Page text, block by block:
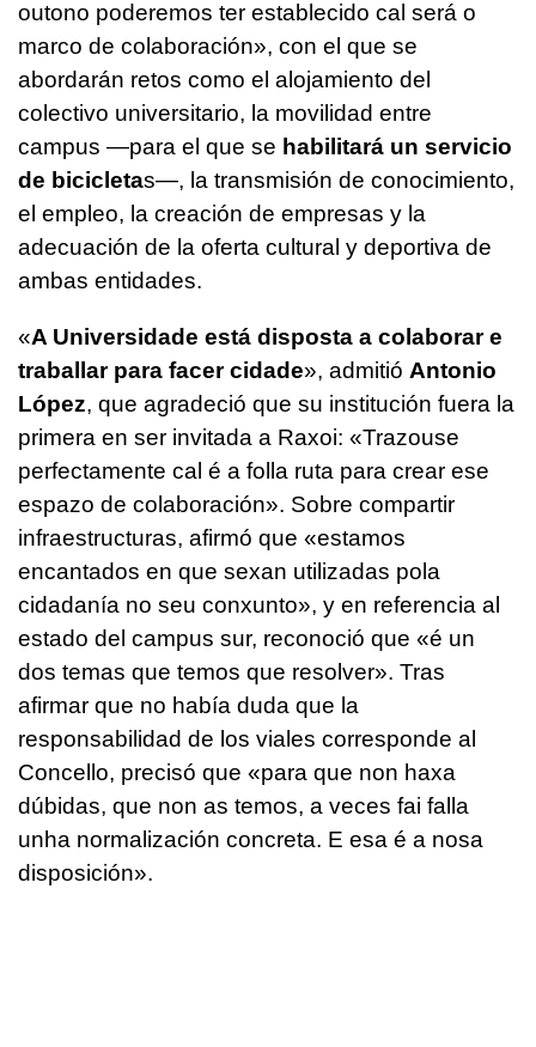
outono poderemos ter establecido cal será o
marco de colaboración», con el que se
abordarán retos como el alojamiento del
colectivo universitario, la movilidad entre
campus —para el que se habilitará un servicio
de bicicletas—, la transmisión de conocimiento,
el empleo, la creación de empresas y la
adecuación de la oferta cultural y deportiva de
ambas entidades.
«A Universidade está disposta a colaborar e
traballar para facer cidade», admitió Antonio
López, que agradeció que su institución fuera la
primera en ser invitada a Raxoi: «Trazouse
perfectamente cal é a folla ruta para crear ese
espazo de colaboración». Sobre compartir
infraestructuras, afirmó que «estamos
encantados en que sexan utilizadas pola
cidadanía no seu conxunto», y en referencia al
estado del campus sur, reconoció que «é un
dos temas que temos que resolver». Tras
afirmar que no había duda que la
responsabilidad de los viales corresponde al
Concello, precisó que «para que non haxa
dúbidas, que non as temos, a veces fai falla
unha normalización concreta. E esa é a nosa
disposición».